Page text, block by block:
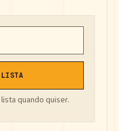
LISTA
quando quiser.